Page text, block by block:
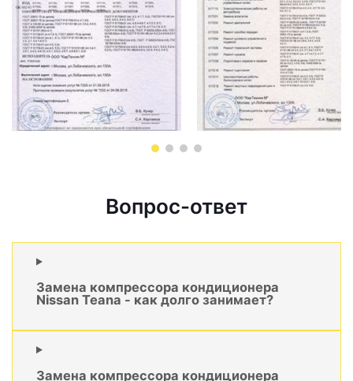
Вопрос-ответ
Замена компрессора кондиционера
Nissan Teana - как долго занимает?
Замена компрессора кондиционера